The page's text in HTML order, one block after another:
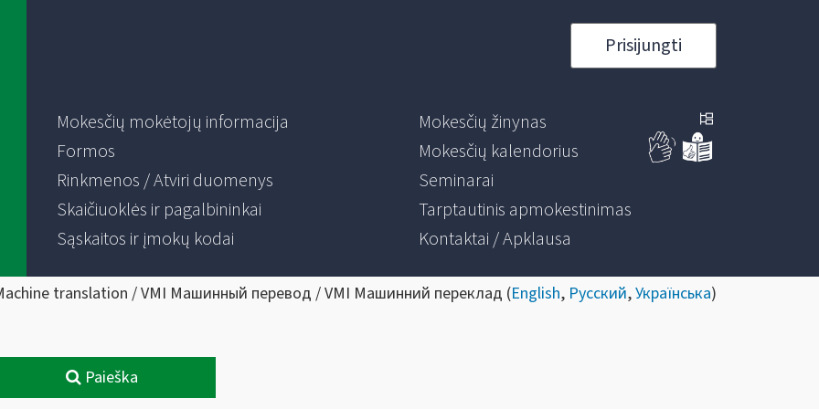
Prisijungti
Mokesčių mokėtojų informacija
Formos
Rinkmenos / Atviri duomenys
Skaičiuoklės ir pagalbininkai
Sąskaitos ir įmokų kodai
Mokesčių žinynas
Mokesčių kalendorius
Seminarai
Tarptautinis apmokestinimas
Kontaktai / Apklausa
translation / VMI Машинный перевод / VMI Машинний переклад (English, Русский,Українська)
Paieška